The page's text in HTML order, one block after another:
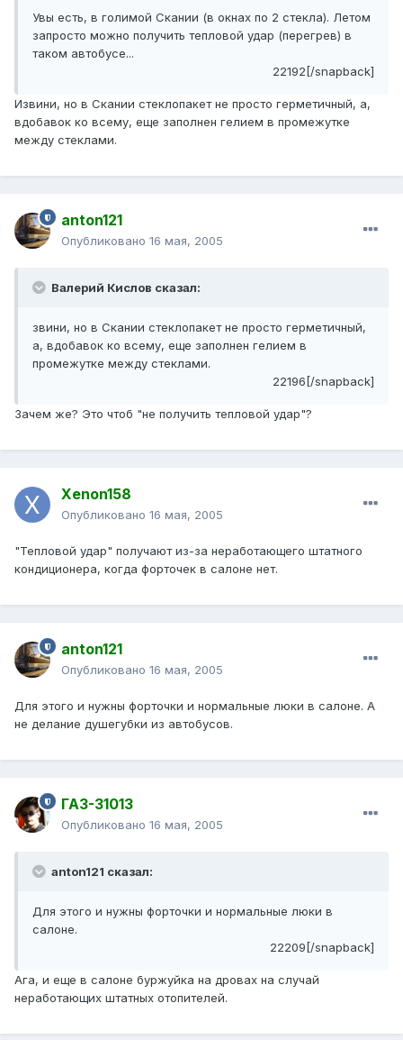
Увы есть, в голимой Скании (в окнах по 2 стекла). Летом
запросто можно получить тепловой удар (перегрев) в
таком автобусе...
22192[/snapback]
Извини, но в Скании стеклопакет не просто герметичный, а,
вдобавок ко всему, еще заполнен гелием в промежутке
между стеклами.
anton121
Опубликовано 16 мая, 2005
Валерий Кислов сказал:
звини, но в Скании стеклопакет не просто герметичный,
а, вдобавок ко всему, еще заполнен гелием в
промежутке между стеклами.
22196[/snapback]
Зачем же? Это чтоб "не получить тепловой удар"?
Xenon158
Опубликовано 16 мая, 2005
"Тепловой удар" получают из-за неработающего штатного
кондиционера, когда форточек в салоне нет.
anton121
Опубликовано 16 мая, 2005
Для этого и нужны форточки и нормальные люки в салоне. А
не делание душегубки из автобусов.
ГАЗ-31013
Опубликовано 16 мая, 2005
anton121 сказал:
Для этого и нужны форточки и нормальные люки в
салоне.
22209[/snapback]
Ага, и еще в салоне буржуйка на дровах на случай
неработающих штатных отопителей.